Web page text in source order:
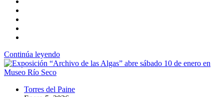
Continúa leyendo
Torres del Paine